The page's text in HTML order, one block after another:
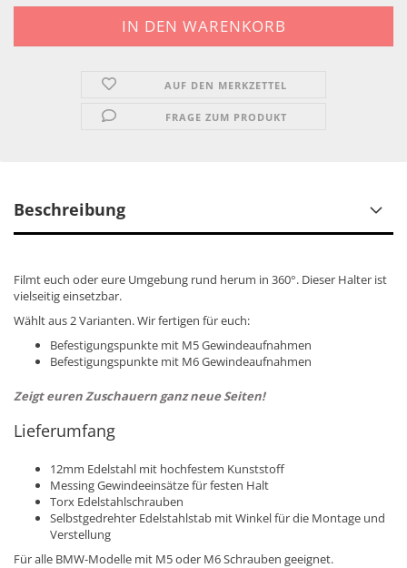
AUF DEN MERKZETTEL
FRAGE ZUM PRODUKT
Beschreibung
Filmt euch oder eure Umgebung rund herum in 360°. Dieser Halter ist
vielseitig einsetzbar.
Wählt aus 2 Varianten. Wir fertigen für euch:
Befestigungspunkte mit M5 Gewindeaufnahmen
Befestigungspunkte mit M6 Gewindeaufnahmen
Zeigt euren Zuschauern ganz neue Seiten!
Lieferumfang
12mm Edelstahl mit hochfestem Kunststoff
Messing Gewindeeinsätze für festen Halt
Torx Edelstahlschrauben
Selbstgedrehter Edelstahlstab mit Winkel für die Montage und
Verstellung
Für alle BMW-Modelle mit M5 oder M6 Schrauben geeignet.